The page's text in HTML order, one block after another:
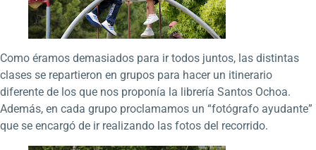
Como éramos demasiados para ir todos juntos, las distintas
clases se repartieron en grupos para hacer un itinerario
diferente de los que nos proponía la librería Santos Ochoa.
Además, en cada grupo proclamamos un “fotógrafo ayudante”
que se encargó de ir realizando las fotos del recorrido.